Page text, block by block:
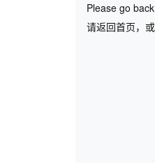
Please go
请返回首页，